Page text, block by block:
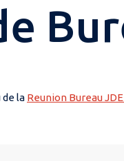
la Reunion Bureau